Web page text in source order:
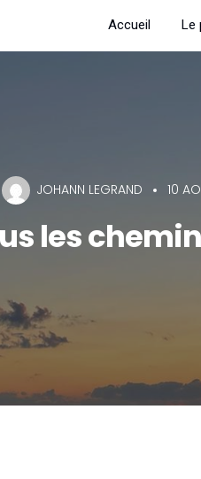
Accueil Le
JOHANN LEGRAND 10
les